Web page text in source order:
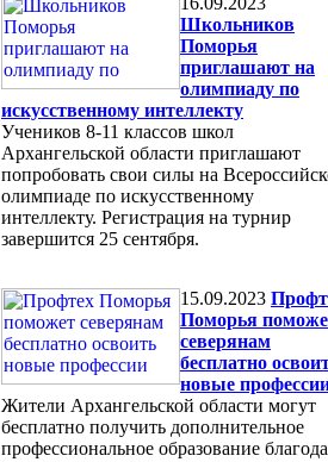
Школьников
Поморья
приглашают на
олимпиаду по
искусственному интеллекту
Учеников 8-11 классов школ
Архангельской области приглашают
попробовать свои силы на
олимпиаде по искусственному
интеллекту. Регистрация на турнир
завершится 25 сентября.
15.09.2023
Поморья
северянам
бесплатно
новые
Жители Архангельской области могут
бесплатно получить дополнительное
профессиональное образование